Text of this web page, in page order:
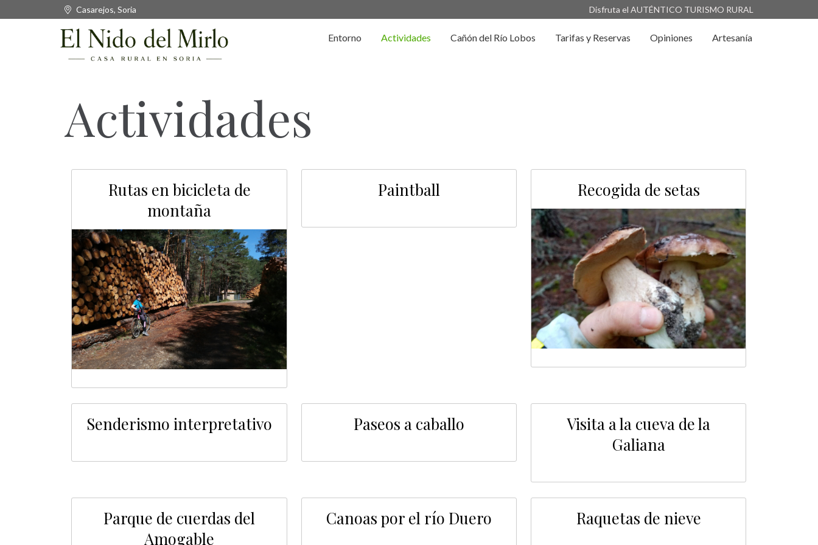
Casarejos, Soria Disfruta el AUTÉNTICO TURISMO RURAL
Entorno Actividades Cañón del Río Lobos Tarifas y Reservas Opiniones Artesanía
Actividades
Rutas en bicicleta de
montaña
Paintball Recogida de setas
Senderismo interpretativo Paseos a caballo
Visita a la cueva de la
Galiana
Parque de cuerdas del
Amogable
Canoas por el río Duero Raquetas de nieve